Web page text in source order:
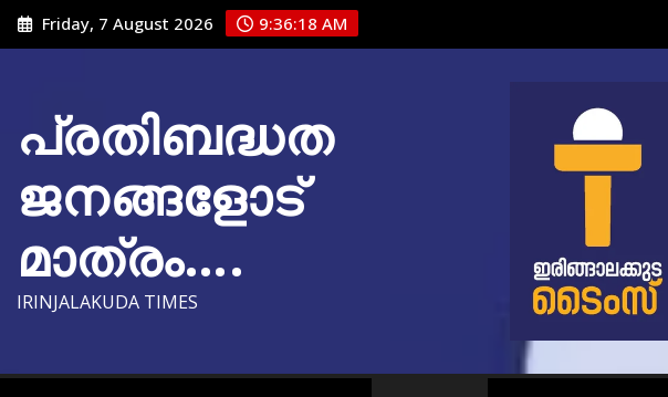
Skip
to
Friday, 7 August 2026 9:36:19 AM
പ്രതിബദ്ധത
ജനങ്ങളോട്
മാത്രം….
IRINJALAKUDA TIMES